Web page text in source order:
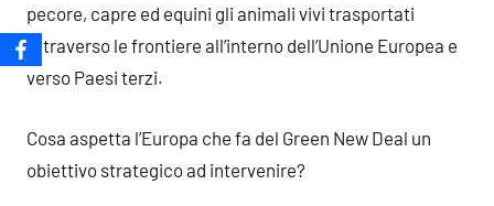
pecore, capre ed equini gli animali vivi trasportati
attraverso le frontiere all’interno dell’Unione Europea e
verso Paesi terzi.
Cosa aspetta l’Europa che fa del Green New Deal un
obiettivo strategico ad intervenire?